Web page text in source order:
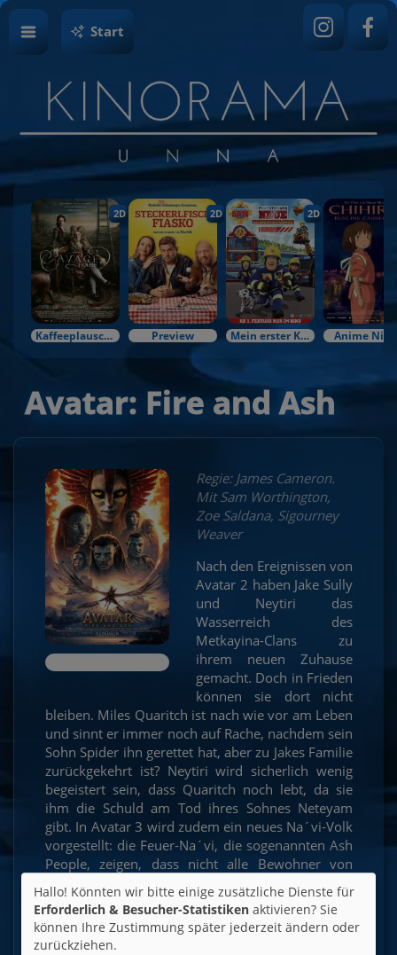
Start
2D
Kaffeeplausch & Kinozauber
2D
Preview
2D
Mein erster Kinobesuch Anime
Avatar: Fire and Ash
Regie: James Cameron.
Mit Sam Worthington,
Zoe Saldana, Sigourney
Weaver
Nach den Ereignissen von
Avatar 2 haben Jake Sully
und Neytiri das
Wasserreich des
Metkayina-Clans zu
ihrem neuen Zuhause
gemacht. Doch in Frieden
können sie dort nicht
bleiben. Miles Quaritch ist nach wie vor am Leben
und sinnt er immer noch auf Rache, nachdem sein
Sohn Spider ihn gerettet hat, aber zu Jakes Familie
zurückgekehrt ist? Neytiri wird sicherlich wenig
begeistert sein, dass Quaritch noch lebt, da sie
ihm die Schuld am Tod ihres Sohnes Neteyam
gibt. In Avatar 3 wird zudem ein neues Na´vi-Volk
vorgestellt: die Feuer-Na´vi, die sogenannten Ash
People, zeigen, dass nicht alle Bewohner von
Reihe knüpft direkt an die Ereignisse von Avatar 2:
The Way Of Water an.
Hallo! Könnten wir bitte einige zusätzliche Dienste für
Erforderlich & Besucher-Statistiken aktivieren? Sie
können Ihre Zustimmung später jederzeit ändern oder
zurückziehen.